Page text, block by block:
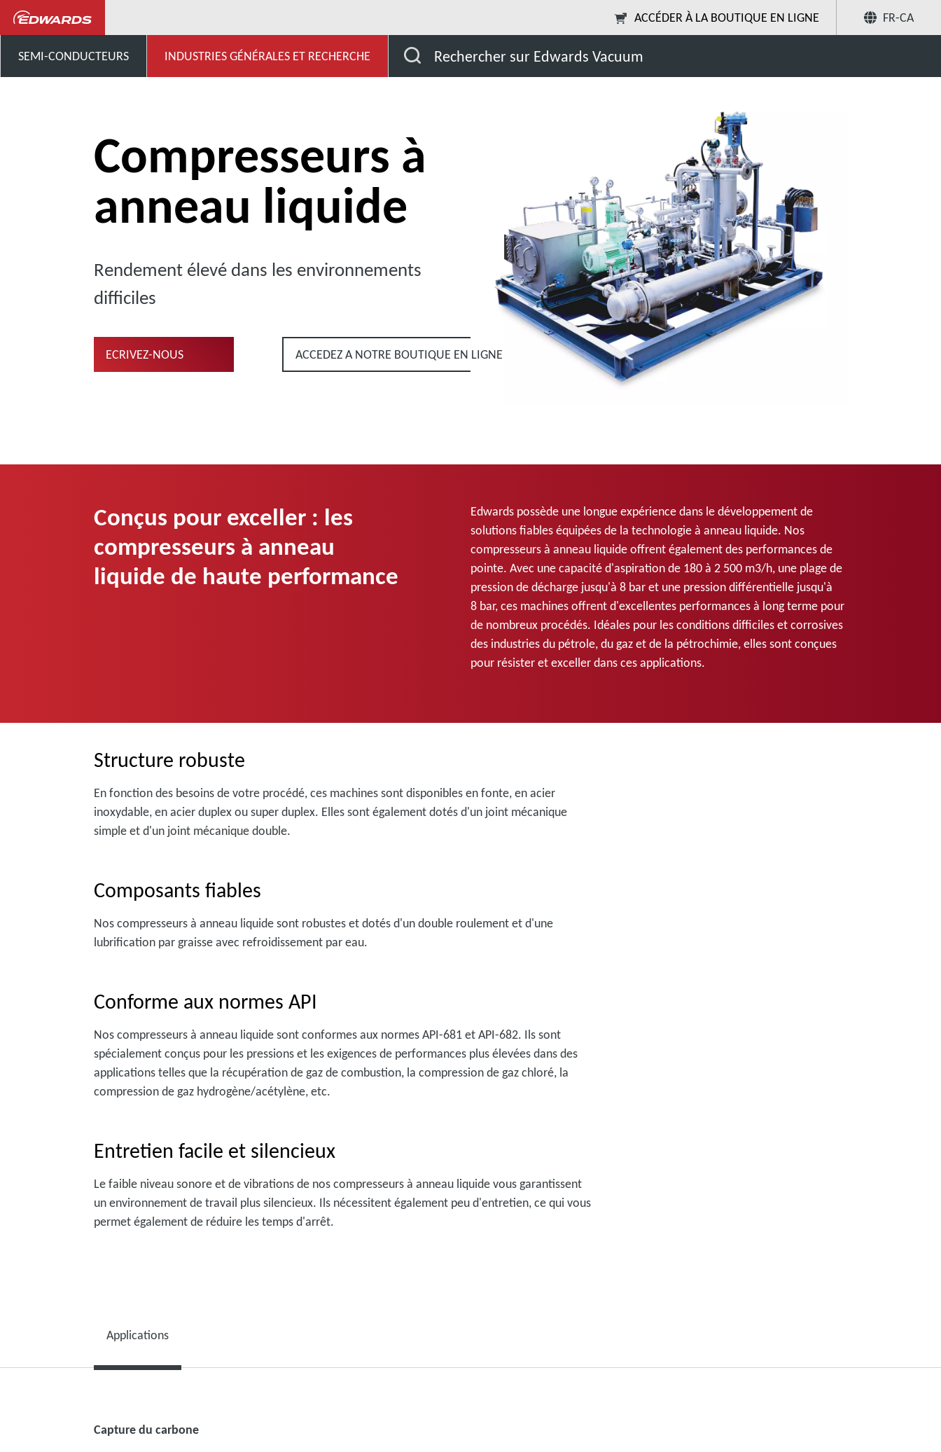
ACCÉDER À LA BOUTIQUE EN LIGNE FR-CA
SEMI-CONDUCTEURS INDUSTRIES GÉNÉRALES ET RECHERCHE Rechercher sur Edwards Vacuum
Partager
Compresseurs à
anneau liquide
Rendement élevé dans les environnements
difficiles
ECRIVEZ-NOUS ACCEDEZ A NOTRE BOUTIQUE EN LIGNE
Conçus pour exceller : les
compresseurs à anneau
liquide de haute performance
Edwards possède une longue expérience dans le développement de
solutions fiables équipées de la technologie à anneau liquide. Nos
compresseurs à anneau liquide offrent également des performances de
pointe. Avec une capacité d'aspiration de 180 à 2 500 m3/h, une plage de
pression de décharge jusqu'à 8 bar et une pression différentielle jusqu'à
8 bar, ces machines offrent d'excellentes performances à long terme pour
de nombreux procédés. Idéales pour les conditions difficiles et corrosives
des industries du pétrole, du gaz et de la pétrochimie, elles sont conçues
pour résister et exceller dans ces applications.
Structure robuste
En fonction des besoins de votre procédé, ces machines sont disponibles en fonte, en acier
inoxydable, en acier duplex ou super duplex. Elles sont également dotés d'un joint mécanique
simple et d'un joint mécanique double.
Composants fiables
Nos compresseurs à anneau liquide sont robustes et dotés d'un double roulement et d'une
lubrification par graisse avec refroidissement par eau.
Conforme aux normes API
Nos compresseurs à anneau liquide sont conformes aux normes API-681 et API-682. Ils sont
spécialement conçus pour les pressions et les exigences de performances plus élevées dans des
applications telles que la récupération de gaz de combustion, la compression de gaz chloré, la
compression de gaz hydrogène/acétylène, etc.
Entretien facile et silencieux
Le faible niveau sonore et de vibrations de nos compresseurs à anneau liquide vous garantissent
un environnement de travail plus silencieux. Ils nécessitent également peu d'entretien, ce qui vous
permet également de réduire les temps d'arrêt.
Applications
Capture du carbone